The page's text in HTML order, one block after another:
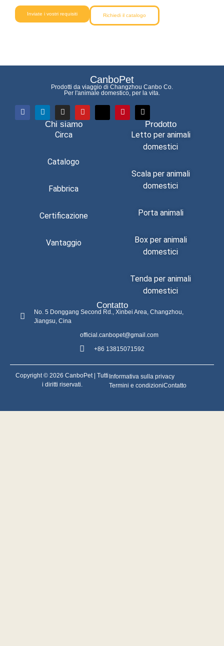
Inviate i vostri requisiti Richiedi il catalogo
CanboPet
Prodotti da viaggio di Changzhou Canbo Co.
Per l'animale domestico, per la vita.
Chi siamo
Circa
Catalogo
Fabbrica
Certificazione
Vantaggio
Prodotto
Letto per animali
domestici
Scala per animali
domestici
Porta animali
Box per animali
domestici
Tenda per animali
domestici
Contatto
No. 5 Donggang Second Rd., Xinbei Area, Changzhou,
Jiangsu, Cina
official.canbopet@gmail.com
+86 13815071592
Copyright © 2026 CanboPet | Tutti
i diritti riservati.
Informativa sulla privacy
Termini e condizioniContatto